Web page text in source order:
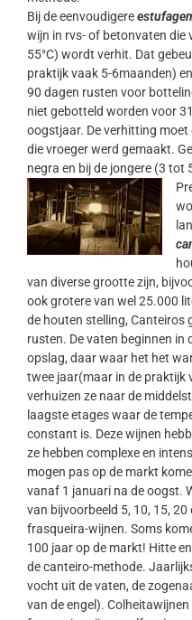
Bij de eenvoudigere
wijn in rvs- of betonvaten die
55°C) wordt verhit. Dat
praktijk vaak 5-6maanden)
90 dagen rusten voor
niet gebotteld worden voor
oogstjaar. De verhitting
die vroeger werd gemaakt.
negra en bij de jongere (3 tot
van diverse grootte zijn,
ook grotere van wel 25.000
de houten stelling, Canteiros
rusten. De vaten beginnen in
opslag, daar waar het het
twee jaar(maar in de praktijk
verhuizen ze naar de
laagste etages waar de
constant is. Deze wijnen
ze hebben complexe en
mogen pas op de markt
vanaf 1 januari na de oogst.
van bijvoorbeeld 5, 10, 15,
frasqueira-wijnen. Soms
100 jaar op de markt! Hitte
de canteiro-methode.
vocht uit de vaten, de
van de engel).